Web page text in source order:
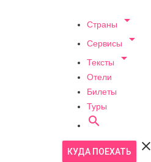
Страны 
Сервисы 
Тексты 
Отели
Билеты
Туры

КУДА ПОЕХАТЬ 